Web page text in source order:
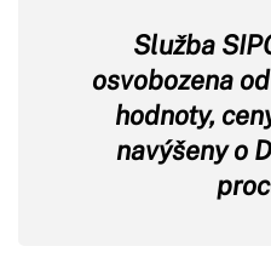
Služba
osvobozena
hodnoty,
navýšeny o